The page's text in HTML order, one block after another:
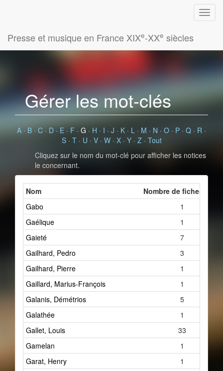
Presse et musique en France XIXe-XXe siècles
Gérer les mot-clés
A · B · C · D · E · F · G · H · I · J · K · L · M · N · O · P · Q · R ·
S· T· U · V· W· X· Y· Z· Tout
Cliquez sur le nom du mot-clé pour afficher les notices
le concernant.
Nom
Nombre de fiches liées
Gabo
1
Gaélique
1
Gaieté
7
Gailhard, Pedro
3
Gailhard, Pierre
1
Gaillard, Marius-François
1
Galanis, Démétrios
5
Galathée
1
Gallet, Louis
33
Gamelan
1
Garat, Henry
1